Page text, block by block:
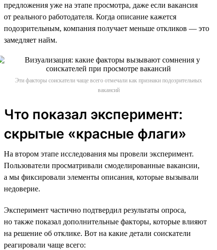
предложения уже на этапе просмотра, даже если вакансия
от реального работодателя. Когда описание кажется
подозрительным, компания получает меньше откликов — это
замедляет найм.
Эти факторы соискатели чаще всего отмечали как признаки подозрительных
вакансий
Что показал эксперимент:
скрытые «красные флаги»
На втором этапе исследования мы провели эксперимент.
Пользователи просматривали смоделированные вакансии,
а мы фиксировали элементы описания, которые вызывали
недоверие.
Эксперимент частично подтвердил результаты опроса,
но также показал дополнительные факторы, которые влияют
на решение об отклике. Вот на какие детали соискатели
реагировали чаще всего: